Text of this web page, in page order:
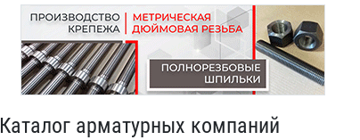
Каталог арматурных компаний